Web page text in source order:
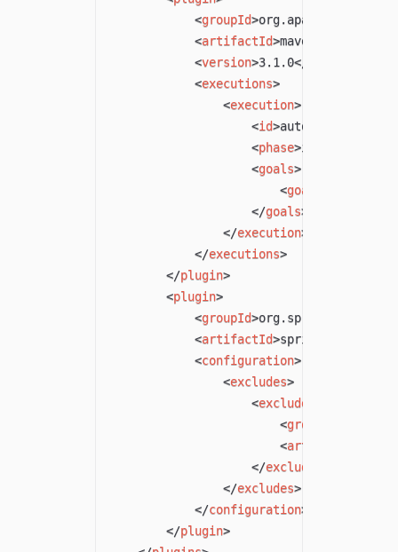
<groupId>
<artifactId>maven-clean-
<version>3.1.0</
<executions>
<execution>
<id>auto-clean
<phase>initialize
<goals>
<goal
</goals>
</execution>
</executions>
</plugin>
<plugin>
<groupId>
<artifactId>spring-boot-
<configuration>
<excludes>
<exclude
<groupId
<artifactId
</exclude
</excludes>
</configuration>
</plugin>